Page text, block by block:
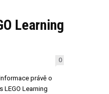
Learning
0
právě o
LEGO Learning